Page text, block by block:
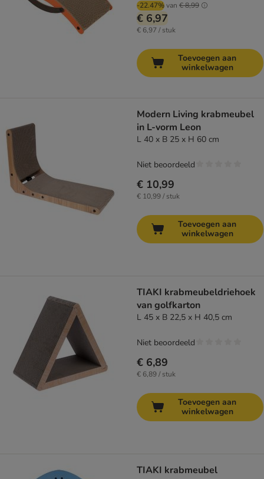
-22.47%van € 8,99
€ 6,97
€ 6,97 / stuk
Toevoegen aan
winkelwagen
Modern Living krabmeubel
in L-vorm Leon
L 40 x B 25 x H 60 cm
€ 10,99
€ 10,99 / stuk
Niet beoordeeld
Toevoegen aan
winkelwagen
TIAKI krabmeubeldriehoek
van golfkarton
L 45 x B 22,5 x H 40,5 cm
€ 6,89
€ 6,89 / stuk
Niet beoordeeld
Toevoegen aan
winkelwagen
TIAKI krabmeubel